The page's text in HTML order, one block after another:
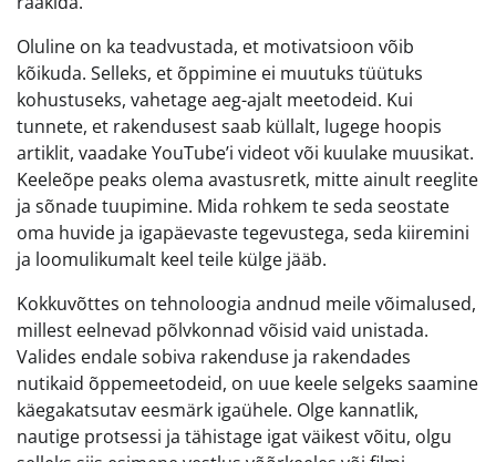
Oluline on ka teadvustada, et motivatsioon võib
kõikuda. Selleks, et õppimine ei muutuks tüütuks
kohustuseks, vahetage aeg-ajalt meetodeid. Kui
tunnete, et rakendusest saab küllalt, lugege hoopis
artiklit, vaadake YouTube’i videot või kuulake muusikat.
Keeleõpe peaks olema avastusretk, mitte ainult reeglite
ja sõnade tuupimine. Mida rohkem te seda seostate
oma huvide ja igapäevaste tegevustega, seda kiiremini
ja loomulikumalt keel teile külge jääb.
Kokkuvõttes on tehnoloogia andnud meile võimalused,
millest eelnevad põlvkonnad võisid vaid unistada.
Valides endale sobiva rakenduse ja rakendades
nutikaid õppemeetodeid, on uue keele selgeks saamine
käegakatsutav eesmärk igaühele. Olge kannatlik,
nautige protsessi ja tähistage igat väikest võitu, olgu